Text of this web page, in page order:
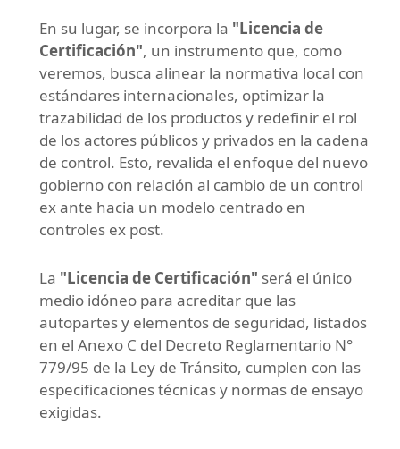
En su lugar, se incorpora la "Licencia de
Certificación", un instrumento que, como
veremos, busca alinear la normativa local con
estándares internacionales, optimizar la
trazabilidad de los productos y redefinir el rol
de los actores públicos y privados en la cadena
de control. Esto, revalida el enfoque del nuevo
gobierno con relación al cambio de un control
ex ante hacia un modelo centrado en
controles ex post.
La "Licencia de Certificación" será el único
medio idóneo para acreditar que las
autopartes y elementos de seguridad, listados
en el Anexo C del Decreto Reglamentario N°
779/95 de la Ley de Tránsito, cumplen con las
especificaciones técnicas y normas de ensayo
exigidas.